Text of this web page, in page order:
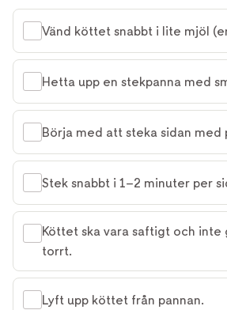
Vänd köttet snabbt i lite mjöl
Hetta upp en stekpanna med
Börja med att steka sidan
Stek snabbt i 1–2 minuter per
Köttet ska vara saftigt och inte
torrt.
Lyft upp köttet från pannan.